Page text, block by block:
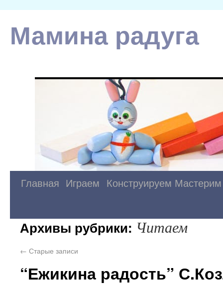
Мамина радуга
Главная Играем Конструируем Мастерим
Архивы рубрики: Читаем
← Старые записи
“Ежикина радость”